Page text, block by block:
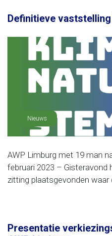
Definitieve
Nieuws
AWP Limburg met 19 man
februari 2023 –
zitting plaatsgevonden waar
Presentatie